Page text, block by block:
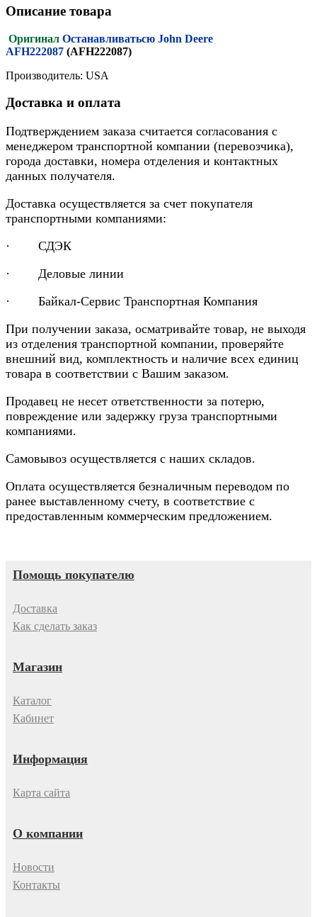
Описание товара
Оригинал Останавливатьсю John Deere
AFH222087 (AFH222087)
Производитель: USA
Доставка и оплата
Подтверждением заказа считается согласования с
менеджером транспортной компании (перевозчика),
города доставки, номера отделения и контактных
данных получателя.
Доставка осуществляется за счет покупателя
транспортными компаниями:
· СДЭК
· Деловые линии
· Байкал-Сервис Транспортная Компания
При получении заказа, осматривайте товар, не выходя
из отделения транспортной компании, проверяйте
внешний вид, комплектность и наличие всех единиц
товара в соответствии с Вашим заказом.
Продавец не несет ответственности за потерю,
повреждение или задержку груза транспортными
компаниями.
Самовывоз осуществляется с наших складов.
Оплата осуществляется безналичным переводом по
ранее выставленному счету, в соответствие с
предоставленным коммерческим предложением.
Помощь покупателю
Доставка
Как сделать заказ
Магазин
Каталог
Кабинет
Информация
Карта сайта
О компании
Новости
Контакты